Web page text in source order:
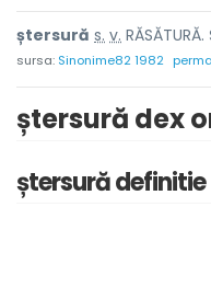
ștersură s. v. RĂSĂTURĂ.
sursa: Sinonime82 1982
ștersură dex
ștersură definitie